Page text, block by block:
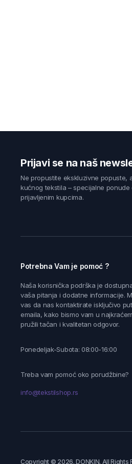
Prijavi se na naš
Ne propustite ekskluzivne popuste,
kućnog tekstila – specijalne
prijavljenim kupcima.
Potrebna Vam je pomoć ?
Naša korisnička podrška je
vaša pitanja i dodatne informacije.
vas da nas kontaktirate isključivo
emaila, kako bismo vam u
pružili tačan i kvalitetan odgovor.
Ponedeljak-Subota: 08:00-16:00
Treba vam pomoć oko porudžbine?
info@tekstilshop.rs
Copyright © 2026. DONKIN. All